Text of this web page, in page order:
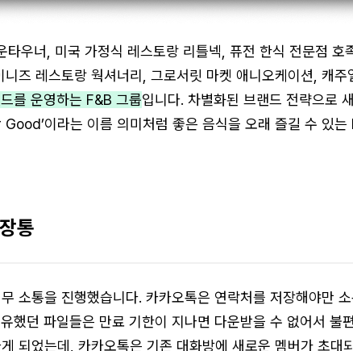
우너, 미국 가정식 레스토랑 리틀넥, 퓨전 한식 전문점 호
즈 레스토랑 웍셔너리, 그로서릿 마켓 애니오케이션, 캐주
를 운영하는 F&B 그룹입니다. 차별화된 브랜드 전략으로
이라는 이름 의미처럼 좋은 음식을 오래 즐길 수 있
통
소통을 진행했습니다. 카카오톡은 연락처를 저장해야만
했던 파일들은 만료 기한이 지나면 다운받을 수 없어서 불
되었는데, 카카오톡은 기존 대화방에 새로운 멤버가 초대